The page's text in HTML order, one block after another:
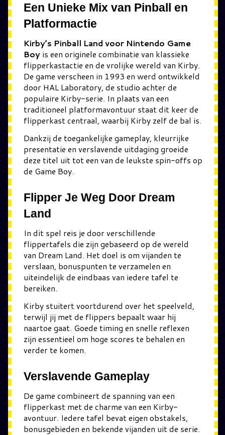
Een Unieke Mix van Pinball en
Platformactie
Kirby’s Pinball Land voor Nintendo Game
Boy is een originele combinatie van klassieke
flipperkastactie en de vrolijke wereld van Kirby.
De game verscheen in 1993 en werd ontwikkeld
door HAL Laboratory, de studio achter de
populaire Kirby-serie. In plaats van een
traditioneel platformavontuur staat dit keer de
flipperkast centraal, waarbij Kirby zelf de bal is.
Dankzij de toegankelijke gameplay, kleurrijke
presentatie en verslavende uitdaging groeide
deze titel uit tot een van de leukste spin-offs op
de Game Boy.
Flipper Je Weg Door Dream
Land
In dit spel reis je door verschillende
flippertafels die zijn gebaseerd op de wereld
van Dream Land. Het doel is om vijanden te
verslaan, bonuspunten te verzamelen en
uiteindelijk de eindbaas van iedere tafel te
bereiken.
Kirby stuitert voortdurend over het speelveld,
terwijl jij met de flippers bepaalt waar hij
naartoe gaat. Goede timing en snelle reflexen
zijn essentieel om hoge scores te behalen en
verder te komen.
Verslavende Gameplay
De game combineert de spanning van een
flipperkast met de charme van een Kirby-
avontuur. Iedere tafel bevat eigen obstakels,
bonusgebieden en bekende vijanden uit de serie.